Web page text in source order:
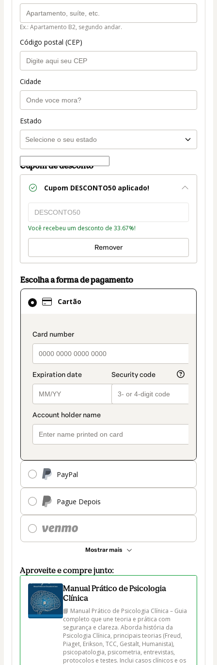
Ex.: Apartamento B2, segundo andar.
Código postal (CEP)
Cidade
Estado
Cupom de desconto
Cupom DESCONTO50 aplicado!
Você recebeu um desconto de 33.67%!
Remover
Escolha a forma de pagamento
Cartão
payment_data.section_title_v2
PayPal
Pague Depois
Mostrar mais
Cartão
selecionado
pagamento
Aproveite e compre junto:
Manual Prático de Psicologia
Clínica
📘 Manual Prático de Psicologia Clínica – Guia
completo que une teoria e prática com
segurança e clareza. Aborda história da
Psicologia Clínica, principais teorias (Freud,
Piaget, Erikson, TCC, Gestalt, Humanista),
psicopatologia, psicometria, entrevistas,
protocolos e testes. Inclui casos clínicos e os